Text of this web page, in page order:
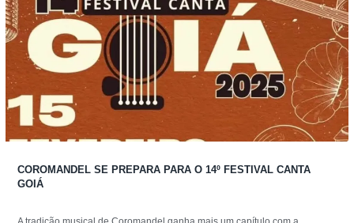
COROMANDEL SE PREPARA PARA O 14º FESTIVAL CANTA
GOIÁ